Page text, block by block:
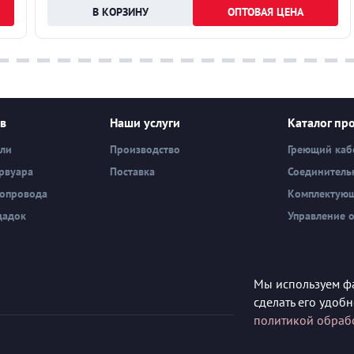
ОПТОВАЯ ЦЕНА
Наши услуги
Производство
Поставка
Каталог
Греющий
Управление
Мы используем
сделать его
политикой